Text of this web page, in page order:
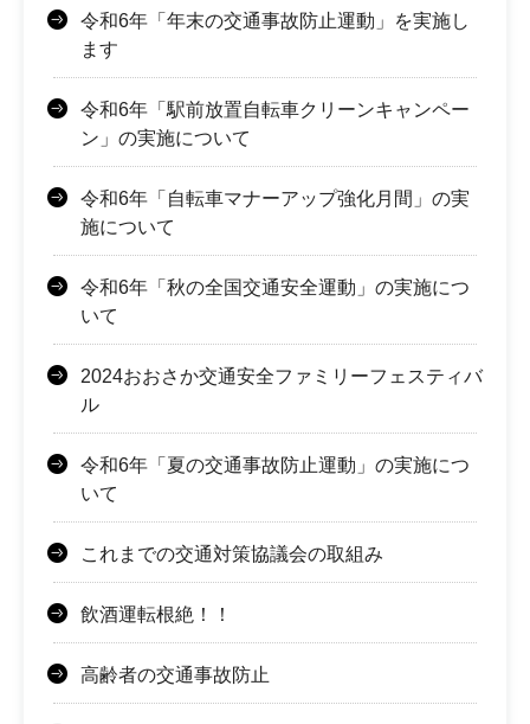
令和6年「年末の交通事故防止運動」を実施し
ます
令和6年「駅前放置自転車クリーンキャンペー
ン」の実施について
令和6年「自転車マナーアップ強化月間」の実
施について
令和6年「秋の全国交通安全運動」の実施につ
いて
2024おおさか交通安全ファミリーフェスティバ
ル
令和6年「夏の交通事故防止運動」の実施につ
いて
これまでの交通対策協議会の取組み
飲酒運転根絶！！
高齢者の交通事故防止